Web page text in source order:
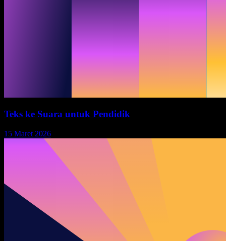
Teks ke Suara untuk Pendidik
15 Maret 2026